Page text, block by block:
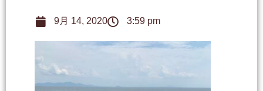
9月 14, 2020 3:59 pm